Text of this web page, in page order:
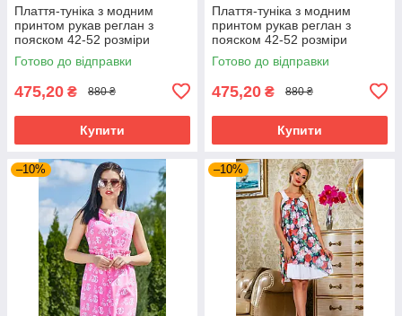
Плаття-туніка з модним
принтом рукав реглан з
пояском 42-52 розміри
Готово до відправки
475,20 ₴ 880 ₴
Купити
Плаття-туніка з модним
принтом рукав реглан з
пояском 42-52 розміри
Готово до відправки
475,20 ₴ 880 ₴
Купити
–10% –10%